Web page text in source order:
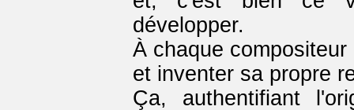
développer.
À chaque
et inventer sa propre
Ça, authentifiant